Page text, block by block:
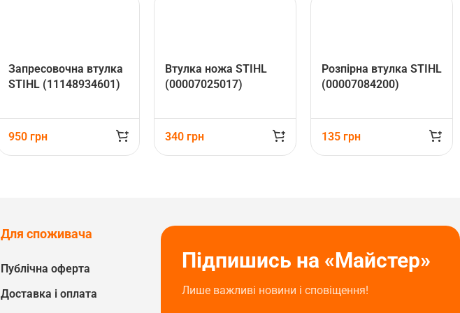
Запресовочна втулка
STIHL (11148934601)
950 грн
Втулка ножа STIHL
(00007025017)
340 грн
Розпірна втулка STIHL
(00007084200)
135 грн
Для споживача
Публічна оферта
Доставка і оплата
Підпишись на «Майстер»
Лише важливі новини і сповіщення!